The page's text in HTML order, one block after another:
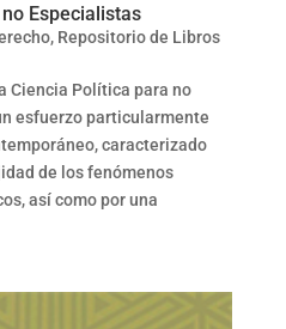
Especialistas
, Repositorio de Libros
Ciencia Política para no
esfuerzo particularmente
caracterizado
de los fenómenos
así como por una